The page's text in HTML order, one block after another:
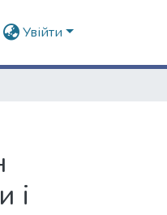
Увійти
і